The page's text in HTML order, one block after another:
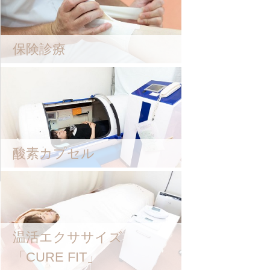
保険診療
酸素カプセル
温活エクササイズ
「CURE FIT」